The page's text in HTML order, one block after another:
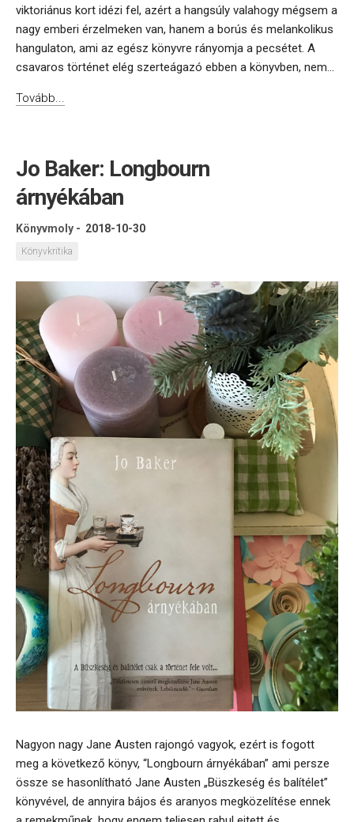
viktoriánus kort idézi fel, azért a hangsúly valahogy mégsem a
nagy emberi érzelmeken van, hanem a borús és melankolikus
hangulaton, ami az egész könyvre rányomja a pecsétet. A
csavaros történet elég szerteágazó ebben a könyvben, nem...
Tovább...
Jo Baker: Longbourn
árnyékában
Könyvmoly - 2018-10-30
Könyvkritika
Nagyon nagy Jane Austen rajongó vagyok, ezért is fogott
meg a következő könyv, “Longbourn árnyékában” ami persze
össze se hasonlítható Jane Austen „Büszkeség és balítélet”
könyvével, de annyira bájos és aranyos megközelítése ennek